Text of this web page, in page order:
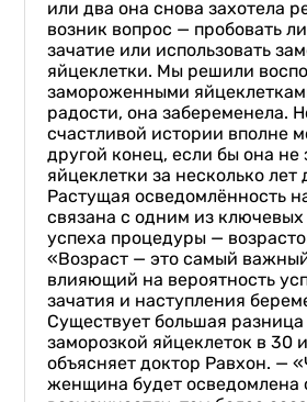
или два она снова захотела
возник вопрос — пробовать
зачатие или использовать
яйцеклетки. Мы решили
замороженными
радости, она забеременела.
счастливой истории вполне
другой конец, если бы она не
яйцеклетки за несколько лет
Растущая осведомлённость
связана с одним из ключевых
успеха процедуры —
«Возраст — это самый
влияющий на вероятность
зачатия и наступления
Существует большая
заморозкой яйцеклеток в 30
объясняет доктор Равхон. —
женщина будет осведомлена